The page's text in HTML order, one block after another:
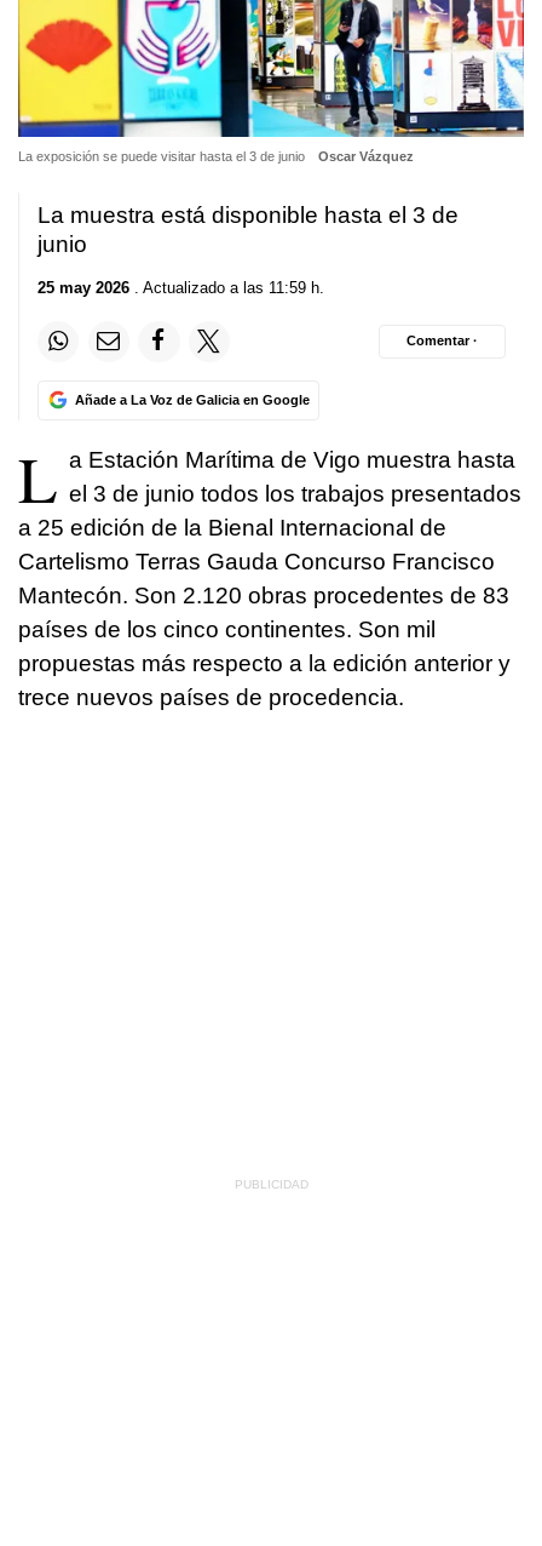
La exposición se puede visitar hasta el 3 de junio Oscar Vázquez
La muestra está disponible hasta el 3 de
junio
25 may 2026 . Actualizado a las 11:59 h.
Añade a La Voz de Galicia en Google
Comentar ·
L a Estación Marítima de Vigo muestra hasta
el 3 de junio todos los trabajos presentados
a 25 edición de la Bienal Internacional de
Cartelismo Terras Gauda Concurso Francisco
Mantecón. Son 2.120 obras procedentes de 83
países de los cinco continentes. Son mil
propuestas más respecto a la edición anterior y
trece nuevos países de procedencia.